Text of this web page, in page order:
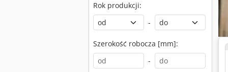
Rok produkcji:
-
Szerokość robocza [mm]:
-